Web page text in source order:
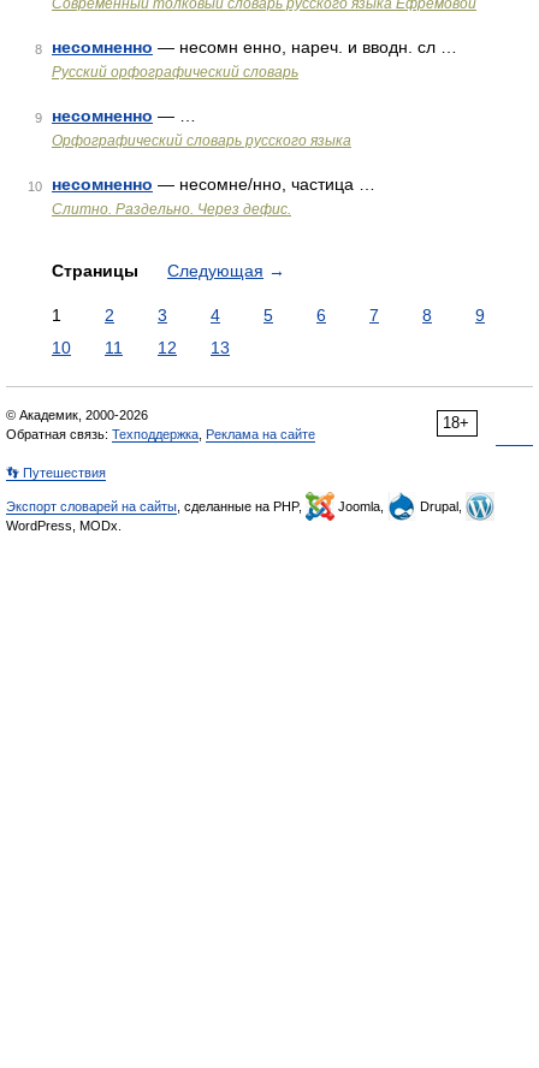
Современный толковый словарь русского языка Ефремовой
8 несомненно — несомн енно, нареч. и вводн. сл …
Русский орфографический словарь
9 несомненно — …
Орфографический словарь русского языка
10 несомненно — несомне/нно, частица …
Слитно. Раздельно. Через дефис.
Страницы Следующая →
1 2 3 4 5 6 7 8
9
10
11 12 13
18+
© Академик, 2000-2026
Обратная связь: Техподдержка Реклама на сайте
👣 Путешествия
Экспорт словарей на сайты , сделанные на PHP, Joomla,
Drupal,
WordPress, MODx.